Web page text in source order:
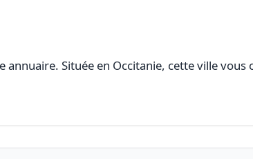
annuaire. Située en Occitanie, cette ville